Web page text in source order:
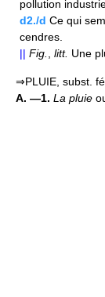
pollution
d2./d Ce qui
cendres.
|| Fig. litt. Une
⇒PLUIE, subst.
A. —1. La pluie